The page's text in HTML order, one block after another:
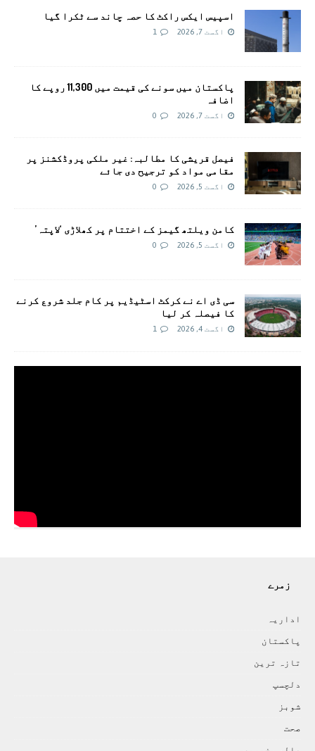
اسپیس ایکس راکٹ کا حصہ چاند سے ٹکرا گیا
اگست 7, 2026 1
پاکستان میں سونے کی قیمت میں 11,300 روپے کا
اضافہ
اگست 7, 2026 0
فیصل قریشی کا مطالبہ: غیر ملکی پروڈکشنز پر
مقامی مواد کو ترجیح دی جائے
اگست 5, 2026 0
کامن ویلتھ گیمز کے اختتام پر کھلاڑی ‘لاپتہ’
اگست 5, 2026 0
سی ڈی اے نے کرکٹ اسٹیڈیم پر کام جلد شروع کرنے
کا فیصلہ کر لیا
اگست 4, 2026 1
زمرے
اداريہ
پاکستان
تازہ ترين
دلچسپ
شوبز
صحت